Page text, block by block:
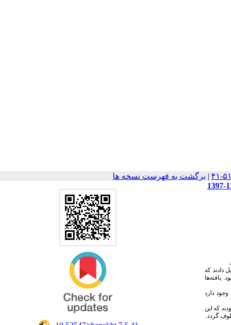
| برگشت به فهرست نسخه ها
قتل عمد مراجعه ‌کننده به سازمان پزشکی قانونی خراسان رضوی در سال‌های ۱۳۹۸-۱۳۹۷ را تشکیل دادند که
ریون بزرگسالان بود. یافته‌ها
دارد
که این
گردد.